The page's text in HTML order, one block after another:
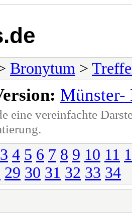
Bronytum >
Münster-
eine vereinfachte
3 4 5 6 7 8 9 10 11
29 30 31 32 33 34